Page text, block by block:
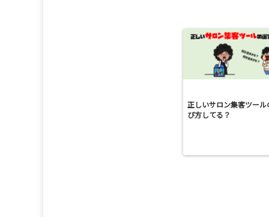
正しいサロン集客ツール
び方してる？